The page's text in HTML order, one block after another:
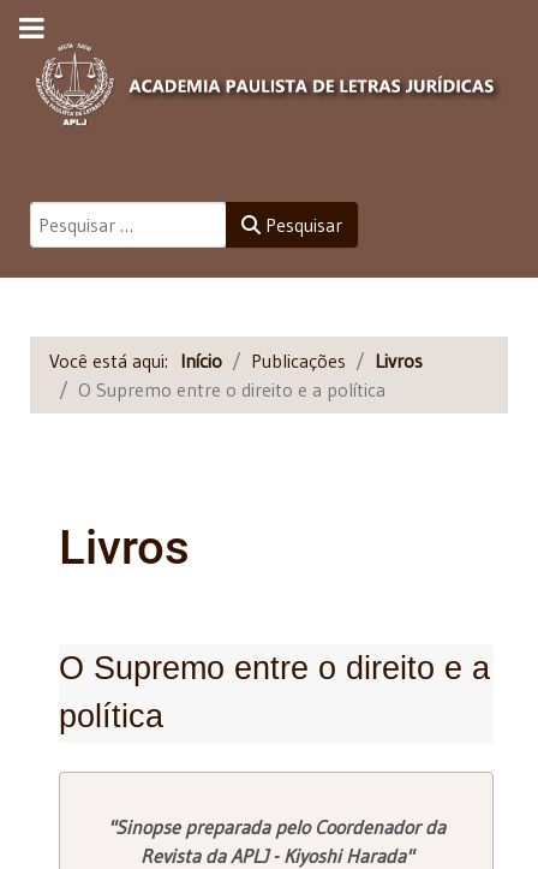
Pesquisar Pesquisar
Você está aqui: Início Publicações
Livros
O Supremo entre o direito e a política
Livros
O Supremo entre o direito e a
política
"Sinopse preparada pelo Coordenador da
Revista da APLJ - Kiyoshi Harada"